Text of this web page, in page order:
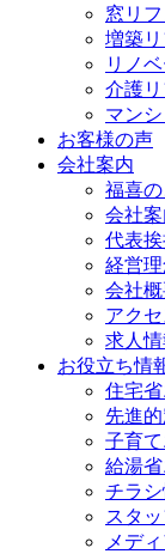
窓リ
増築
リノ
介護
マン
お客様の声
会社案内
福喜の
会社
代表
経営
会社
アク
求人情
お役立ち情
住宅
先進
子育
給湯
チラシ
スタ
メデ